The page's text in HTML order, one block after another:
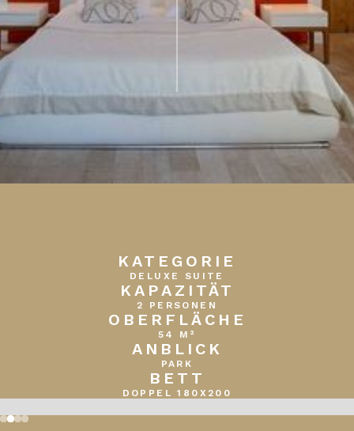
KATEGORIE
DELUXE SUITE
KAPAZITÄT
2 PERSONEN
OBERFLÄCHE
54 M²
ANBLICK
PARK
BETT
DOPPEL 180X200
Slide 2 of 4.